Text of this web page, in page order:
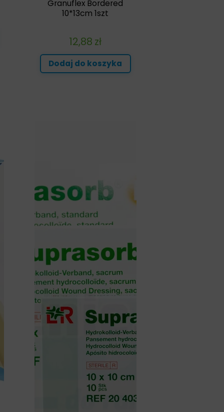
Granuflex Bordered
10*13cm 1szt
12,88 zł
Dodaj do koszyka